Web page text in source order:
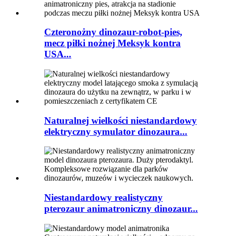
Czteronożny dinozaur-robot-pies,
mecz piłki nożnej Meksyk kontra
USA...
Naturalnej wielkości niestandardowy
elektryczny symulator dinozaura...
Niestandardowy realistyczny
pterozaur animatroniczny dinozaur...